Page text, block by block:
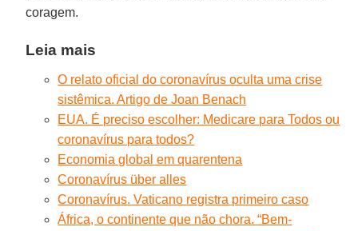
coragem.
Leia mais
O relato oficial do coronavírus oculta uma crise
sistêmica. Artigo de Joan Benach
EUA. É preciso escolher: Medicare para Todos ou
coronavírus para todos?
Economia global em quarentena
Coronavírus über alles
Coronavírus. Vaticano registra primeiro caso
África, o continente que não chora. “Bem-